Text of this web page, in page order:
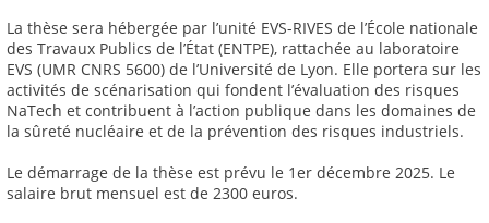
La thèse sera hébergée par l’unité EVS-RIVES de l’École nationale
des Travaux Publics de l’État (ENTPE), rattachée au laboratoire
EVS (UMR CNRS 5600) de l’Université de Lyon. Elle portera sur les
activités de scénarisation qui fondent l’évaluation des risques
NaTech et contribuent à l’action publique dans les domaines de
la sûreté nucléaire et de la prévention des risques industriels.
Le démarrage de la thèse est prévu le 1er décembre 2025. Le
salaire brut mensuel est de 2300 euros.